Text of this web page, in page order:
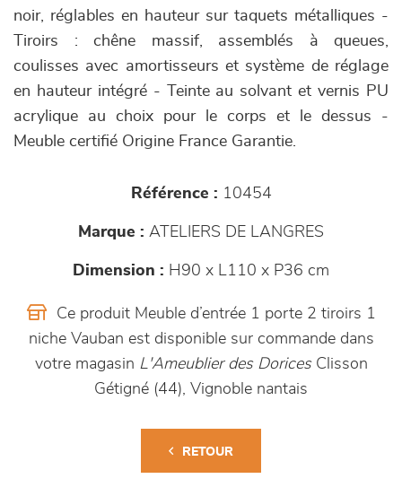
noir, réglables en hauteur sur taquets métalliques -
Tiroirs : chêne massif, assemblés à queues,
coulisses avec amortisseurs et système de réglage
en hauteur intégré - Teinte au solvant et vernis PU
acrylique au choix pour le corps et le dessus -
Meuble certifié Origine France Garantie.
Référence : 10454
Marque : ATELIERS DE LANGRES
Dimension : H90 x L110 x P36 cm
Ce produit Meuble d’entrée 1 porte 2 tiroirs 1
niche Vauban est disponible sur commande dans
votre magasin L'Ameublier des DoricesClisson
Gétigné (44), Vignoble nantais
RETOUR